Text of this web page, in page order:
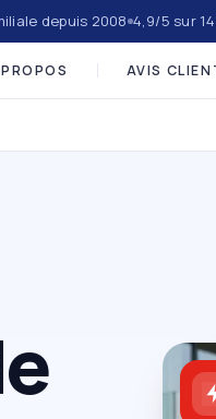
depuis 2008 4,9/5 sur
AVIS